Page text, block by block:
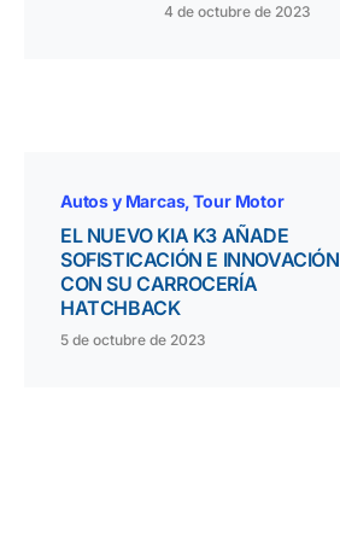
4 de octubre de 2023
Autos y Marcas Tour Motor
EL NUEVO KIA K3 AÑADE
SOFISTICACIÓN E INNOVACIÓN
CON SU CARROCERÍA
HATCHBACK
5 de octubre de 2023